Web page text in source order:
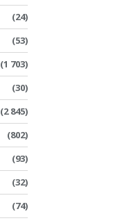
(24)
(53)
(1 703)
(30)
(2 845)
(802)
(93)
(32)
(74)